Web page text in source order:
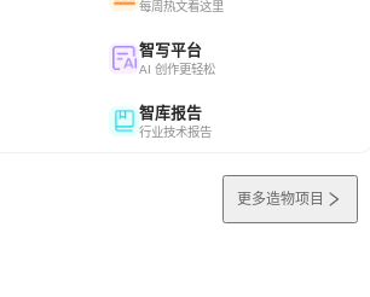
每周热文看这里
智写平台
AI 创作更轻松
智库报告
行业技术报告
更多造物项目